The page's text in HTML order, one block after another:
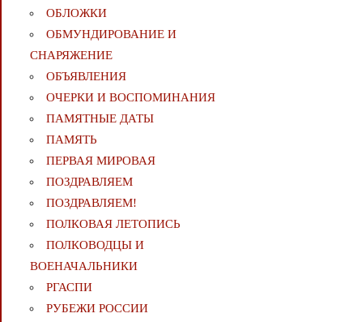
ОБЛОЖКИ
ОБМУНДИРОВАНИЕ И
СНАРЯЖЕНИЕ
ОБЪЯВЛЕНИЯ
ОЧЕРКИ И ВОСПОМИНАНИЯ
ПАМЯТНЫЕ ДАТЫ
ПАМЯТЬ
ПЕРВАЯ МИРОВАЯ
ПОЗДРАВЛЯЕМ
ПОЗДРАВЛЯЕМ!
ПОЛКОВАЯ ЛЕТОПИСЬ
ПОЛКОВОДЦЫ И
ВОЕНАЧАЛЬНИКИ
РГАСПИ
РУБЕЖИ РОССИИ